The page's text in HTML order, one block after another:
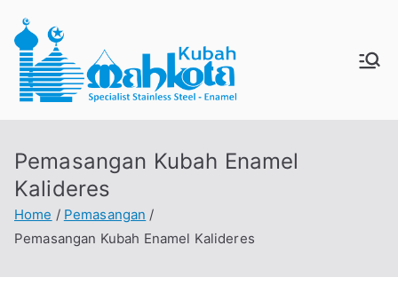
content
MAHKO
H
Jual Kubah Masjid
Pemasangan Kubah Enamel
Kalideres
Home
Pemasangan
Pemasangan Kubah Enamel Kalideres